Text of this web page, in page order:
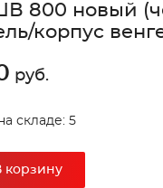
800 новый
корпус
руб.
складе: 5
корзину